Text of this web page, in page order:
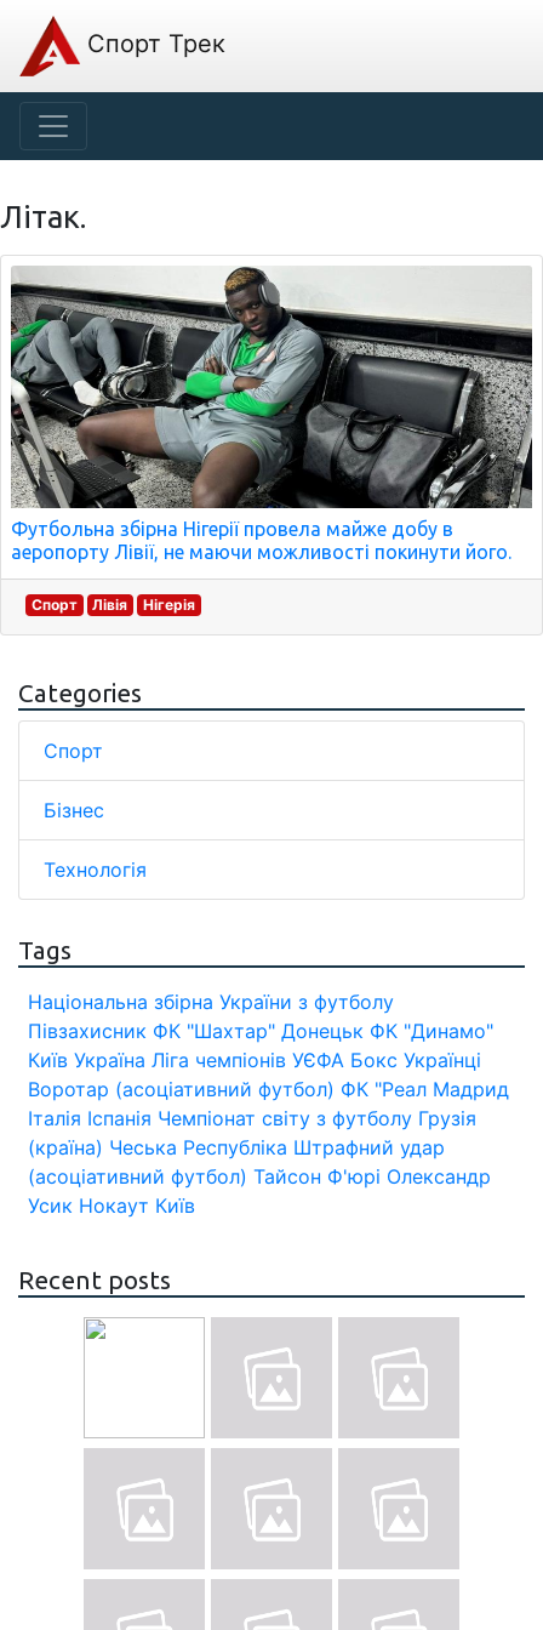
Спорт Трек
Літак.
Футбольна збірна Нігерії провела майже добу в
аеропорту Лівії, не маючи можливості покинути його.
Спорт Лівія Нігерія
Categories
Спорт
Бізнес
Технологія
Tags
Національна збірна України з футболу
Півзахисник ФК "Шахтар" Донецьк ФК "Динамо"
Київ Україна Ліга чемпіонів УЄФА Бокс Українці
Воротар (асоціативний футбол) ФК "Реал Мадрид
Італія Іспанія Чемпіонат світу з футболу Грузія
(країна) Чеська Республіка Штрафний удар
(асоціативний футбол) Тайсон Ф'юрі Олександр
Усик Нокаут Київ
Recent posts